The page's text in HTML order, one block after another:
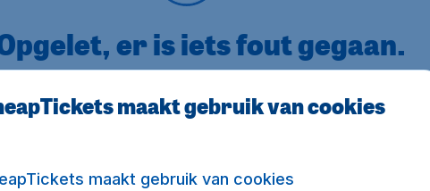
er is iets fout gegaan.
maakt gebruik van cookies
maakt gebruik van cookies